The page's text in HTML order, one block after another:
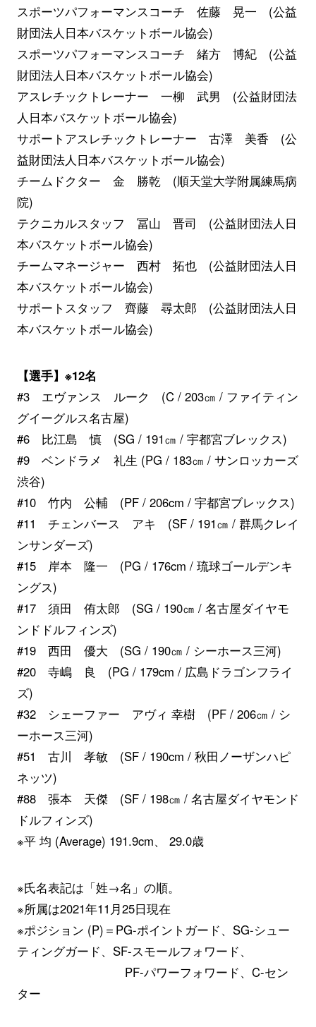
スポーツパフォーマンスコーチ 佐藤 晃一 (公益
財団法人日本バスケットボール協会)
スポーツパフォーマンスコーチ 緒方 博紀 (公益
財団法人日本バスケットボール協会)
アスレチックトレーナー 一柳 武男 (公益財団法
人日本バスケットボール協会)
サポートアスレチックトレーナー 古澤 美香 (公
益財団法人日本バスケットボール協会)
チームドクター 金 勝乾 (順天堂大学附属練馬病
院)
テクニカルスタッフ 冨山 晋司 (公益財団法人日
本バスケットボール協会)
チームマネージャー 西村 拓也 (公益財団法人日
本バスケットボール協会)
サポートスタッフ 齊藤 尋太郎 (公益財団法人日
本バスケットボール協会)
【選手】※12名
#3 エヴァンス ルーク (C / 203㎝ / ファイティン
グイーグルス名古屋)
#6 比江島 慎 (SG / 191㎝ / 宇都宮ブレックス)
#9 ベンドラメ 礼生 (PG / 183㎝ / サンロッカーズ
渋谷)
#10 竹内 公輔 (PF / 206cm / 宇都宮ブレックス)
#11 チェンバース アキ (SF / 191㎝ / 群馬クレイ
ンサンダーズ)
#15 岸本 隆一 (PG / 176cm / 琉球ゴールデンキ
ングス)
#17 須田 侑太郎 (SG / 190㎝ / 名古屋ダイヤモ
ンドドルフィンズ)
#19 西田 優大 (SG / 190㎝ / シーホース三河)
#20 寺嶋 良 (PG / 179cm / 広島ドラゴンフライ
ズ)
#32 シェーファー アヴィ 幸樹 (PF / 206㎝ / シ
ーホース三河)
#51 古川 孝敏 (SF / 190cm / 秋田ノーザンハピ
ネッツ)
#88 張本 天傑 (SF / 198㎝ / 名古屋ダイヤモンド
ドルフィンズ)
※平 均 (Average) 191.9cm、 29.0歳
※氏名表記は「姓→名」の順。
※所属は2021年11月25日現在
※ポジション (P)＝PG-ポイントガード、SG-シュー
ティングガード、SF-スモールフォワード、
PF-パワーフォワード、C-セン
ター